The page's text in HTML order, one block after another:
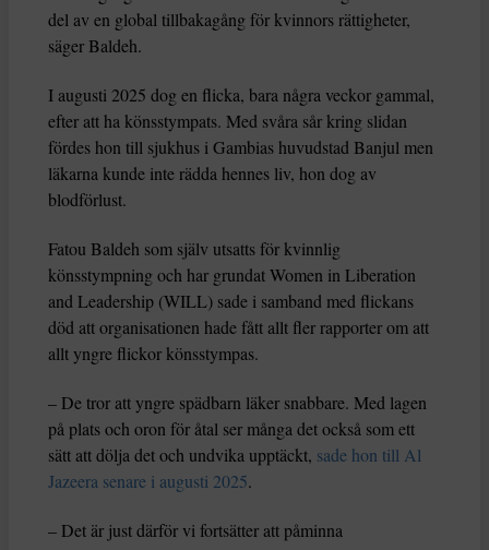
del av en global tillbakagång för kvinnors rättigheter,
säger Baldeh.
I augusti 2025 dog en flicka, bara några veckor gammal,
efter att ha könsstympats. Med svåra sår kring slidan
fördes hon till sjukhus i Gambias huvudstad Banjul men
läkarna kunde inte rädda hennes liv, hon dog av
blodförlust.
Fatou Baldeh som själv utsatts för kvinnlig
könsstympning och har grundat Women in Liberation
and Leadership (WILL) sade i samband med flickans
död att organisationen hade fått allt fler rapporter om att
allt yngre flickor könsstympas.
– De tror att yngre spädbarn läker snabbare. Med lagen
på plats och oron för åtal ser många det också som ett
sätt att dölja det och undvika upptäckt, sade hon till Al
Jazeera senare i augusti 2025.
– Det är just därför vi fortsätter att påminna